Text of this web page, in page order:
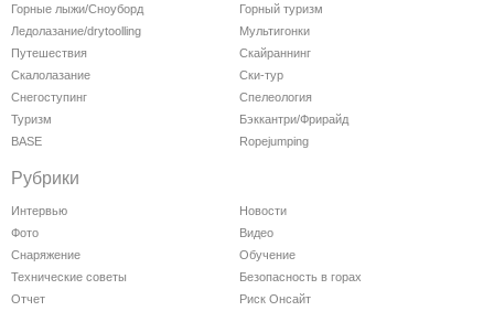
Горные лыжи/Сноуборд
Горный туризм
Ледолазание/drytoolling
Мультигонки
Путешествия
Скайраннинг
Скалолазание
Ски-тур
Снегоступинг
Спелеология
Туризм
Бэккантри/Фрирайд
BASE
Ropejumping
Рубрики
Интервью
Новости
Фото
Видео
Снаряжение
Обучение
Технические советы
Безопасность в горах
Отчет
Риск Онсайт